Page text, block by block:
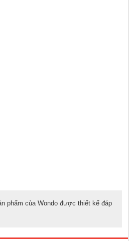
phẩm của Wondo được thiết kế đáp